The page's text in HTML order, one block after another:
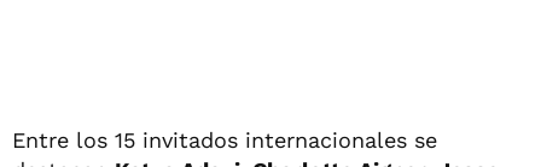
Entre los 15 invitados internacionales se